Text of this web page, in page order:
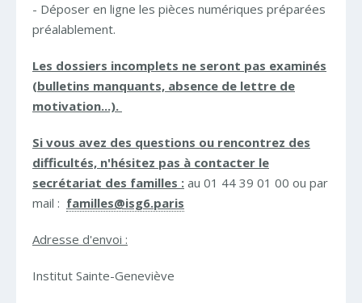
- Déposer en ligne les pièces numériques préparées
préalablement.
Les dossiers incomplets ne seront pas examinés
(bulletins manquants, absence de lettre de
motivation...).
Si vous avez des questions ou rencontrez des
difficultés, n'hésitez pas à contacter le
secrétariat des familles : au 01 44 39 01 00 ou par
mail : familles@isg6.paris
Adresse d'envoi :
Institut Sainte-Geneviève